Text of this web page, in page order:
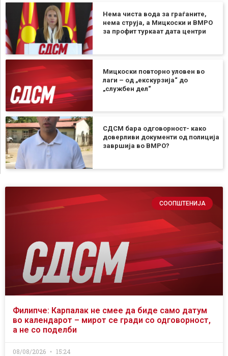
Нема чиста вода за граѓаните,
нема струја, а Мицкоски и ВМРО
за профит туркаат дата центри
Мицкоски повторно уловен во
лаги – од „екскурзија“ до
„службен дел“
СДСМ бара одговорност- како
доверливи документи од полиција
завршија во ВМРО?
СООПШТЕНИЈА
Филипче: Карпалак не смее да биде само датум
во календарот – мирот се гради со одговорност,
а не со поделби
08/08/2026 15:24